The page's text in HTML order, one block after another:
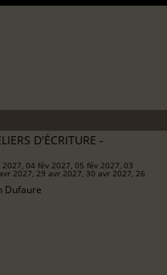
D'ÉCRITURE -
04 fév 2027, 05 fév 2027, 03
2027, 29 avr 2027, 30 avr 2027, 26
Dufaure